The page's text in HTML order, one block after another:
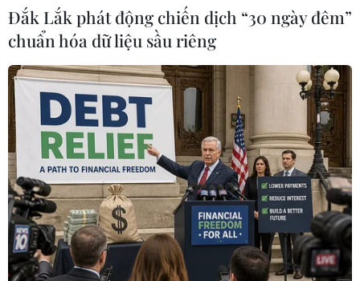
#Căng thẳng Nga-Ukraine
#Phương Tây
#Biện pháp trừng phạt Nga
#Hỗ trợ Ukraine
Ukraine
Theo dõi VietnamPlus
Đắk Lắk phát động chiến dịch “30 ngày đêm”
chuẩn hóa dữ liệu sầu riêng